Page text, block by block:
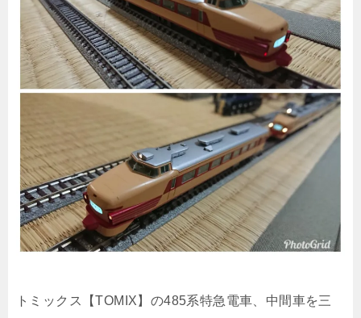
トミックス【TOMIX】の485系特急電車、中間車を三